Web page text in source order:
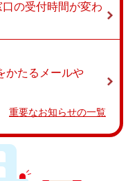
口の受付時間が変わ
かたるメールや
重要なお知らせの一覧